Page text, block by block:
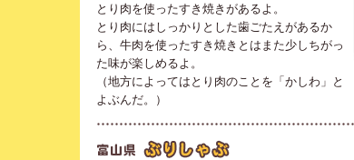
とり肉を使ったすき焼きがあるよ。
とり肉にはしっかりとした歯ごたえがあるか
ら、牛肉を使ったすき焼きとはまた少しちがっ
た味が楽しめるよ。
（地方によってはとり肉のことを「かしわ」と
よぶんだ。）